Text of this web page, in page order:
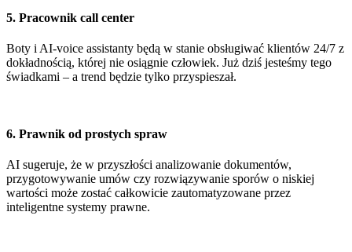
5. Pracownik call center
Boty i AI-voice assistanty będą w stanie obsługiwać klientów 24/7 z
dokładnością, której nie osiągnie człowiek. Już dziś jesteśmy tego
świadkami – a trend będzie tylko przyspieszał.
6. Prawnik od prostych spraw
AI sugeruje, że w przyszłości analizowanie dokumentów,
przygotowywanie umów czy rozwiązywanie sporów o niskiej
wartości może zostać całkowicie zautomatyzowane przez
inteligentne systemy prawne.